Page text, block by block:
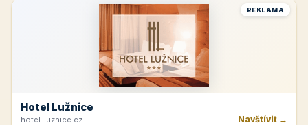
REKLAMA
Hotel Lužnice
hotel-luznice.cz Navštívit →